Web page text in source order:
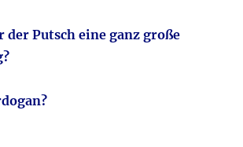
der Putsch eine ganz große